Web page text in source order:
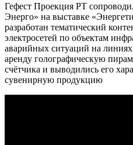
Гефест Проекция РТ
Энерго» на выставке
разработан тематический
электросетей по объектам
аварийных ситуаций на
аренду голографическую
счётчика и выводились его
сувенирную продукцию